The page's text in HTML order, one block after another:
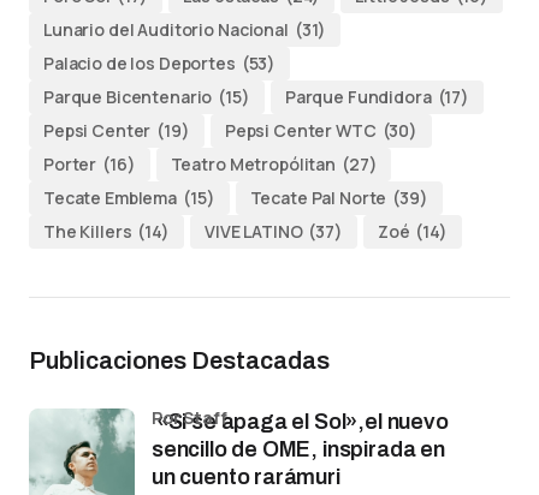
Lunario del Auditorio Nacional (31)
Palacio de los Deportes (53)
Parque Bicentenario (15) Parque Fundidora (17)
Pepsi Center (19) Pepsi Center WTC (30)
Porter (16) Teatro Metropólitan (27)
Tecate Emblema (15) Tecate Pal Norte (39)
The Killers (14) VIVE LATINO (37) Zoé (14)
Publicaciones Destacadas
«Si se apaga el Sol»,el nuevo
sencillo de OME, inspirada en
un cuento rarámuri
por Staff